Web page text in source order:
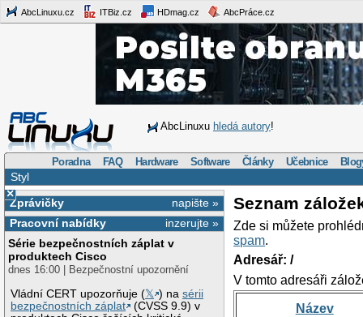
AbcLinuxu.cz ITBiz.cz HDmag.cz AbcPráce.cz
AbcLinuxu hledá autory!
Poradna FAQ Hardware Software Články Učebnice
Styl
×
napište »
Zprávičky
inzerujte »
Pracovní nabídky
Série bezpečnostních záplat v
produktech Cisco
dnes 16:00 | Bezpečnostní upozornění
Vládní CERT upozorňuje (𝕏 ) nasérii
bezpečnostních záplat
(CVSS 9.9) v
Seznam
Zde si můžete
spam.
Adresář: /
V tomto adresáři
Název